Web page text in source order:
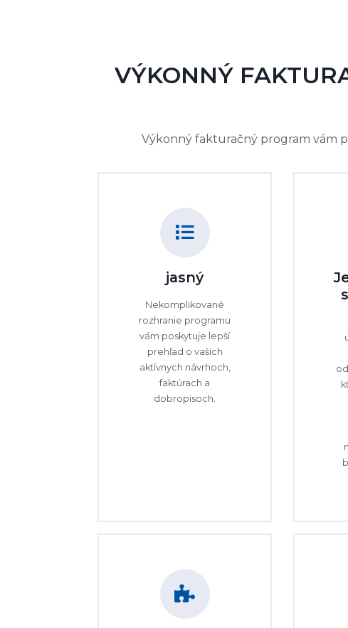
VÝKONNÝ
Výkonný fakturačný program vám
jasný
Nekomplikované
rozhranie programu
vám poskytuje lepší
prehľad o vašich
aktívnych návrhoch,
faktúrach a
dobropisoch.